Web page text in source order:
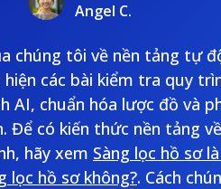
Angel C.
chúng tôi về nền tảng tự
các bài kiểm tra quy
AI, chuẩn hóa lược đồ và
Để có kiến thức nền tảng
hãy xem Sàng lọc hồ sơ
lọc hồ sơ không?. Cách